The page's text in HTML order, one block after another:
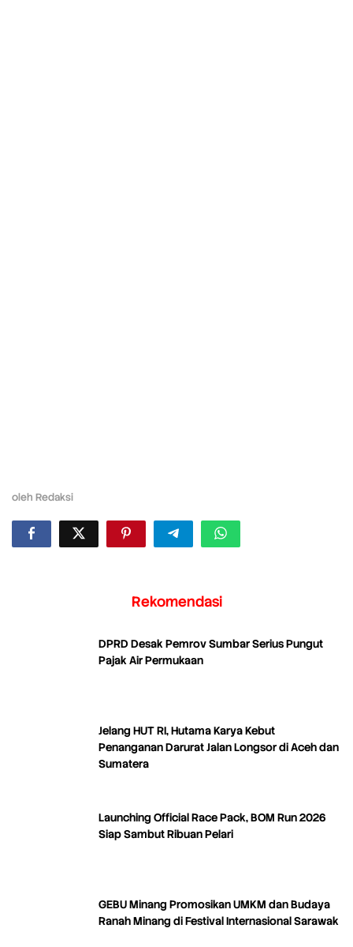
oleh Redaksi
Rekomendasi
DPRD Desak Pemrov Sumbar Serius Pungut
Pajak Air Permukaan
Jelang HUT RI, Hutama Karya Kebut
Penanganan Darurat Jalan Longsor di Aceh dan
Sumatera
Launching Official Race Pack, BOM Run 2026
Siap Sambut Ribuan Pelari
GEBU Minang Promosikan UMKM dan Budaya
Ranah Minang di Festival Internasional Sarawak